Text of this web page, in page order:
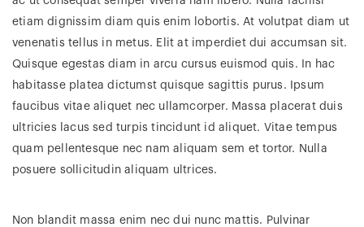
etiam dignissim diam quis enim lobortis. At volutpat diam ut
venenatis tellus in metus. Elit at imperdiet dui accumsan sit.
Quisque egestas diam in arcu cursus euismod quis. In hac
habitasse platea dictumst quisque sagittis purus. Ipsum
faucibus vitae aliquet nec ullamcorper. Massa placerat duis
ultricies lacus sed turpis tincidunt id aliquet. Vitae tempus
quam pellentesque nec nam aliquam sem et tortor. Nulla
posuere sollicitudin aliquam ultrices.
Non blandit massa enim nec dui nunc mattis. Pulvinar